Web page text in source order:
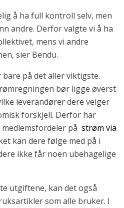
å ha full kontroll selv, men
andre. Derfor valgte vi å ha
mens vi andre
sier Bendu.
på det aller viktigste.
bør ligge øverst
leverandører dere velger
forskjell. Derfor har
på strøm via
kan dere følge med på i
ikke får noen ubehagelige
utgiftene, kan det også
som alle bruker. I